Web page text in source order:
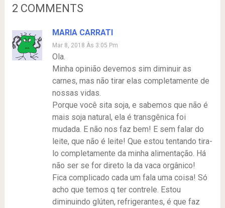
2 COMMENTS
MARIA CARRATI
Mar 8, 2018 Às 3:05 Pm
Ola.
Minha opinião devemos sim diminuir as
carnes, mas não tirar elas completamente de
nossas vidas.
Porque você sita soja, e sabemos que não é
mais soja natural, ela é transgênica foi
mudada. E não nos faz bem! E sem falar do
leite, que não é leite! Que estou tentando tira-
lo completamente da minha alimentação. Há
não ser se for direto la da vaca orgânico!
Fica complicado cada um fala uma coisa! Só
acho que temos q ter contrele. Estou
diminuindo glúten, refrigerantes, é que faz